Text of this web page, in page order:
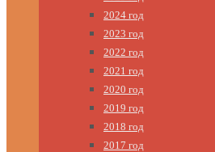
2024 год
2023 год
2022 год
2021 год
2020 год
2019 год
2018 год
2017 год